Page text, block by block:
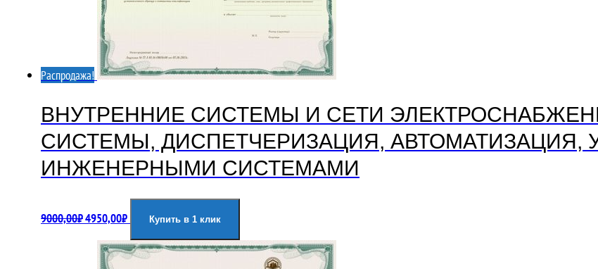
Распродажа!
ВНУТРЕННИЕ СИСТЕМЫ И СЕТИ
СИСТЕМЫ, ДИСПЕТЧЕРИЗАЦИЯ, АВТОМАТИЗАЦИЯ,
ИНЖЕНЕРНЫМИ СИСТЕМАМИ
9000,00₽цена
составляла
9000,00₽.
4950,00₽цена:
4950,00₽.
Купить в 1 клик